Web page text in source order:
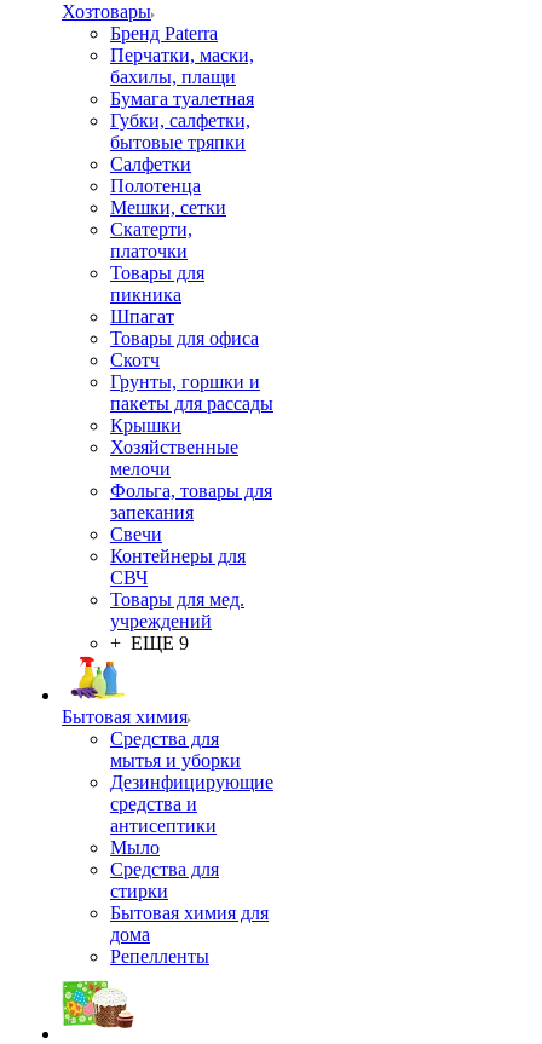
Хозтовары
Бренд Paterra
Перчатки, маски,
бахилы, плащи
Бумага туалетная
Губки, салфетки,
бытовые тряпки
Салфетки
Полотенца
Мешки, сетки
Скатерти,
платочки
Товары для
пикника
Шпагат
Товары для офиса
Скотч
Грунты, горшки и
пакеты для рассады
Крышки
Хозяйственные
мелочи
Фольга, товары для
запекания
Свечи
Контейнеры для
СВЧ
Товары для мед.
учреждений
+ ЕЩЕ 9
Бытовая химия
Средства для
мытья и уборки
Дезинфицирующие
средства и
антисептики
Мыло
Средства для
стирки
Бытовая химия для
дома
Репелленты